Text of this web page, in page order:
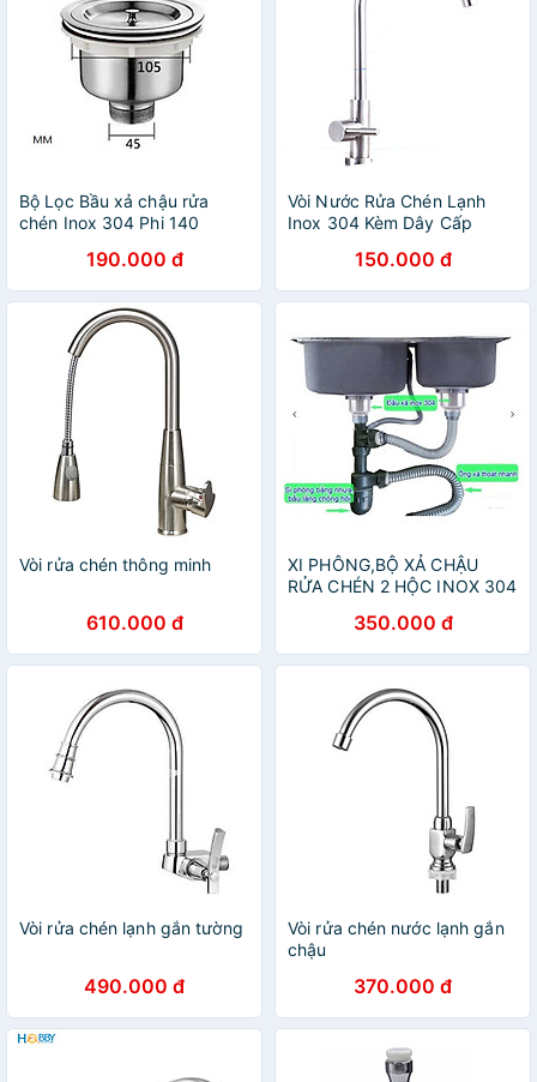
Bộ Lọc Bầu xả chậu rửa
chén Inox 304 Phi 140
190.000 đ
Vòi Nước Rửa Chén Lạnh
Inox 304 Kèm Dây Cấp
150.000 đ
Vòi rửa chén thông minh
610.000 đ
XI PHÔNG,BỘ XẢ CHẬU
RỬA CHÉN 2 HỘC INOX 304
350.000 đ
Vòi rửa chén lạnh gắn tường
490.000 đ
Vòi rửa chén nước lạnh gắn
chậu
370.000 đ